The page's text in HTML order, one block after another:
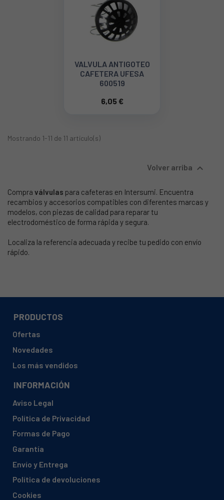
VALVULA ANTIGOTEO
CAFETERA UFESA
600519
6,05 €
Mostrando 1-11 de 11 artículo(s)
Volver arriba 
Compra válvulas para cafeteras en Intersumi. Encuentra
recambios y accesorios compatibles con diferentes marcas y
modelos, con piezas de calidad para reparar tu
electrodoméstico de forma rápida y segura.
Localiza la referencia adecuada y recibe tu pedido con envío
rápido.
PRODUCTOS
Ofertas
Novedades
Los más vendidos
INFORMACIÓN
Aviso Legal
Política de Privacidad
Formas de Pago
Garantía
Envío y Entrega
Política de devoluciones
Cookies